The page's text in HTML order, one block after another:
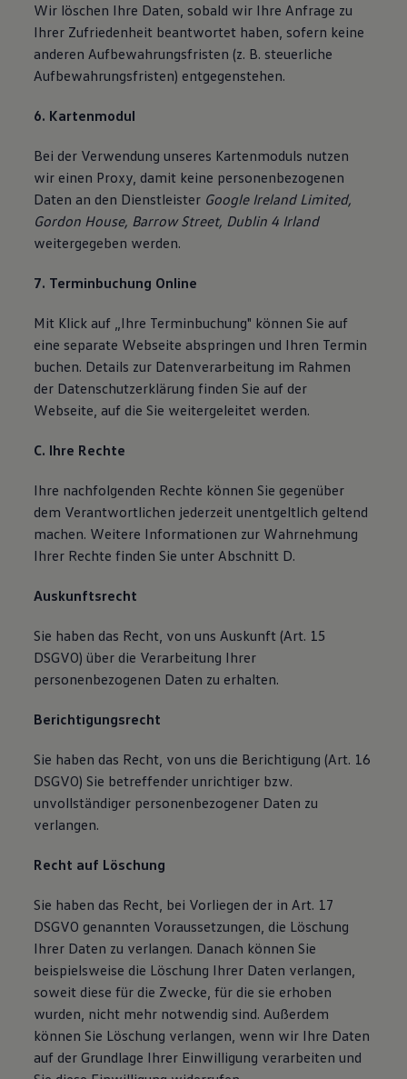
Wir löschen Ihre Daten, sobald wir Ihre Anfrage zu
Ihrer Zufriedenheit beantwortet haben, sofern keine
anderen Aufbewahrungsfristen (z. B. steuerliche
Aufbewahrungsfristen) entgegenstehen.
6. Kartenmodul
Bei der Verwendung unseres Kartenmoduls nutzen
wir einen Proxy, damit keine personenbezogenen
Daten an den Dienstleister Google Ireland Limited,
Gordon House, Barrow Street, Dublin 4 Irland
weitergegeben werden.
7. Terminbuchung Online
Mit Klick auf „Ihre Terminbuchung" können Sie auf
eine separate Webseite abspringen und Ihren Termin
buchen. Details zur Datenverarbeitung im Rahmen
der Datenschutzerklärung finden Sie auf der
Webseite, auf die Sie weitergeleitet werden.
C. Ihre Rechte
Ihre nachfolgenden Rechte können Sie gegenüber
dem Verantwortlichen jederzeit unentgeltlich geltend
machen. Weitere Informationen zur Wahrnehmung
Ihrer Rechte finden Sie unter Abschnitt D.
Auskunftsrecht
Sie haben das Recht, von uns Auskunft (Art. 15
DSGVO) über die Verarbeitung Ihrer
personenbezogenen Daten zu erhalten.
Berichtigungsrecht
Sie haben das Recht, von uns die Berichtigung (Art. 16
DSGVO) Sie betreffender unrichtiger bzw.
unvollständiger personenbezogener Daten zu
verlangen.
Recht auf Löschung
Sie haben das Recht, bei Vorliegen der in Art. 17
DSGVO genannten Voraussetzungen, die Löschung
Ihrer Daten zu verlangen. Danach können Sie
beispielsweise die Löschung Ihrer Daten verlangen,
soweit diese für die Zwecke, für die sie erhoben
wurden, nicht mehr notwendig sind. Außerdem
können Sie Löschung verlangen, wenn wir Ihre Daten
auf der Grundlage Ihrer Einwilligung verarbeiten und